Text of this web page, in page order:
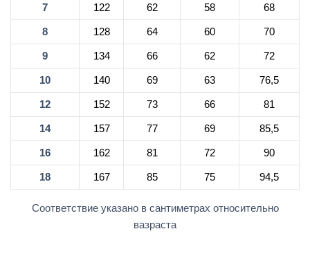
7 122 62 58 68
8 128 64 60 70
9 134 66 62 72
10 140 69 63 76,5
12 152 73 66 81
14 157 77 69 85,5
16 162 81 72 90
18 167 85 75 94,5
Соответствие указано в сантиметрах относительно
вазраста